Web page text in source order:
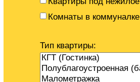
Комнаты в коммуналке
Тип квартиры: